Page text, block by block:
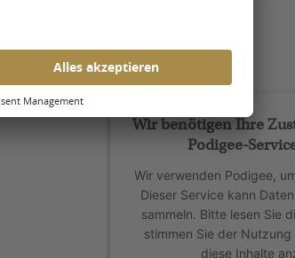
Wir benötigen Ihre
Podigee-
Wir verwenden Podigee,
Dieser Service kann
sammeln. Bitte lesen Sie
stimmen Sie der
diese Inhalte